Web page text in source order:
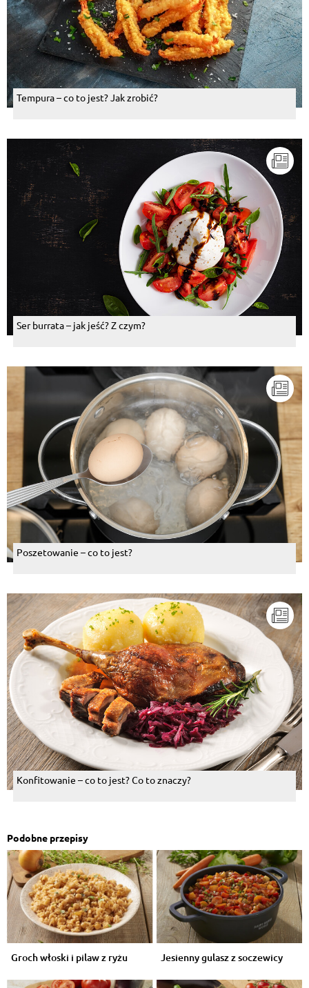
Tempura – co to jest? Jak zrobić?
Ser burrata – jak jeść? Z czym?
Poszetowanie – co to jest?
Konfitowanie – co to jest? Co to znaczy?
Podobne przepisy
Groch włoski i pilaw z ryżu Jesienny gulasz z soczewicy